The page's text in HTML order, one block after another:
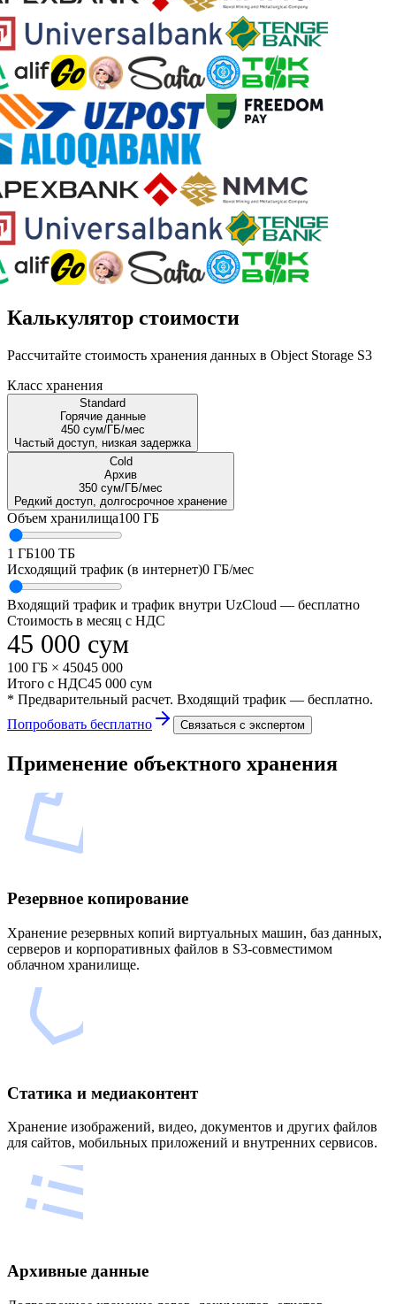
Калькулятор стоимости
Рассчитайте стоимость хранения данных в Object Storage S3
Класс хранения
Standard
Горячие данные
450 сум/ГБ/мес
Частый доступ, низкая задержка
Cold
Архив
350 сум/ГБ/мес
Редкий доступ, долгосрочное хранение
Объем хранилища100 ГБ
1 ГБ100 ТБ
Исходящий трафик (в интернет)0 ГБ/мес
Входящий трафик и трафик внутри UzCloud — бесплатно
Стоимость в месяц с НДС
45 000 сум
100 ГБ × 45045 000
Итого с НДС45 000 сум
* Предварительный расчет. Входящий трафик — бесплатно.
Попробовать бесплатно
Связаться с экспертом
Применение объектного хранения
Резервное копирование
Хранение резервных копий виртуальных машин, баз данных,
серверов и корпоративных файлов в S3-совместимом
облачном хранилище.
Статика и медиаконтент
Хранение изображений, видео, документов и других файлов
для сайтов, мобильных приложений и внутренних сервисов.
Архивные данные